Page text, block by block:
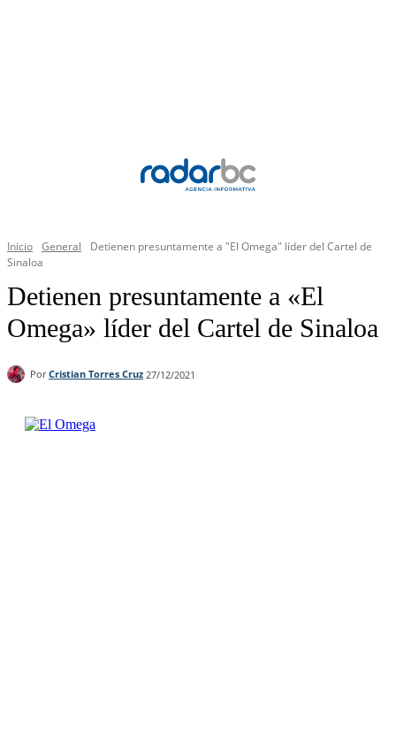
Inicio General
Detienen presuntamente a "El Omega" líder del Cartel de
Sinaloa
Detienen presuntamente a «El
Omega» líder del Cartel de Sinaloa
Por Cristian Torres Cruz 27/12/2021